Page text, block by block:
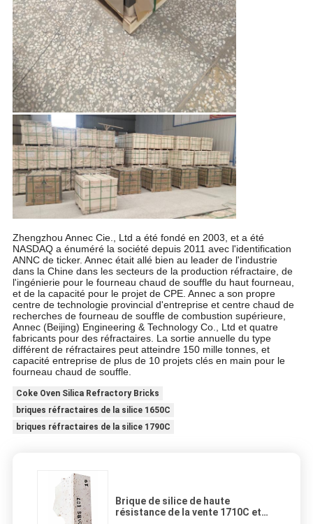
Zhengzhou Annec Cie., Ltd a été fondé en 2003, et a été
NASDAQ a énuméré la société depuis 2011 avec l'identification
ANNC de ticker. Annec était allé bien au leader de l'industrie
dans la Chine dans les secteurs de la production réfractaire, de
l'ingénierie pour le fourneau chaud de souffle du haut fourneau,
et de la capacité pour le projet de CPE. Annec a son propre
centre de technologie provincial d'entreprise et centre chaud de
recherches de fourneau de souffle de combustion supérieure,
Annec (Beijing) Engineering & Technology Co., Ltd et quatre
fabricants pour des réfractaires. La sortie annuelle du type
différent de réfractaires peut atteindre 150 mille tonnes, et
capacité entreprise de plus de 10 projets clés en main pour le
fourneau chaud de souffle.
Coke Oven Silica Refractory Bricks
briques réfractaires de la silice 1650C
briques réfractaires de la silice 1790C
Brique de silice de haute
résistance de la vente 1710C et